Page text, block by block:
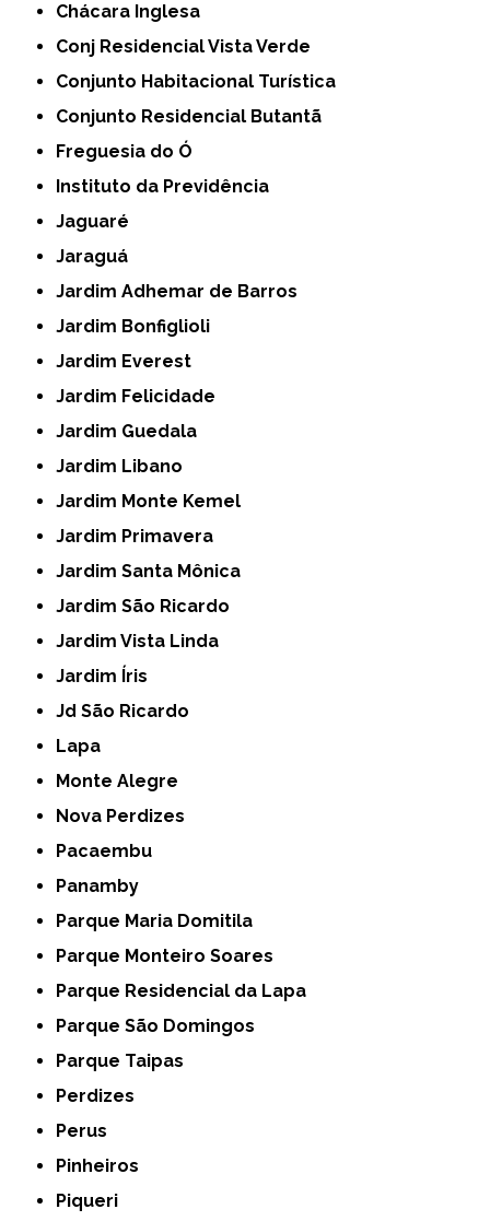
Chácara Inglesa
Conj Residencial Vista Verde
Conjunto Habitacional Turística
Conjunto Residencial Butantã
Freguesia do Ó
Instituto da Previdência
Jaguaré
Jaraguá
Jardim Adhemar de Barros
Jardim Bonfiglioli
Jardim Everest
Jardim Felicidade
Jardim Guedala
Jardim Libano
Jardim Monte Kemel
Jardim Primavera
Jardim Santa Mônica
Jardim São Ricardo
Jardim Vista Linda
Jardim Íris
Jd São Ricardo
Lapa
Monte Alegre
Nova Perdizes
Pacaembu
Panamby
Parque Maria Domitila
Parque Monteiro Soares
Parque Residencial da Lapa
Parque São Domingos
Parque Taipas
Perdizes
Perus
Pinheiros
Piqueri